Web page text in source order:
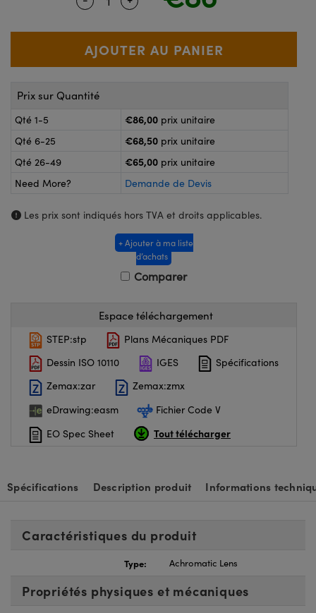
ou Coupleurs
de Poche ou à Mesure Directe
: Microscopie
: Caméras
Optiques Lightpath
Labs™
Gratings™
Prix sur Quantité
Qté 1-5 €86,00 prix unitaire
Qté 6-25
€68,50 prix unitaire
Qté 26-49
€65,00 prix unitaire
Need More?
Demande de Devis
Les prix sont indiqués hors TVA et droits applicables.
+ Ajouter à ma liste
d’achats
Comparer
Espace téléchargement
STEP:stp
Plans Mécaniques PDF
Dessin ISO 10110
IGES
Spécifications
Zemax:zar
Zemax:zmx
eDrawing:easm
Fichier Code V
EO Spec Sheet
Tout télécharger
Spécifications Description produit Informations
Caractéristiques du produit
Type: Achromatic Lens
Propriétés physiques et mécaniques